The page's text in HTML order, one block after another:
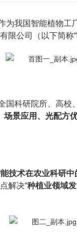
为我国智能植物工
公司（以下简称
科研院所、高校
场景应用、光配方
技术在农业科研
解决“种植业领域